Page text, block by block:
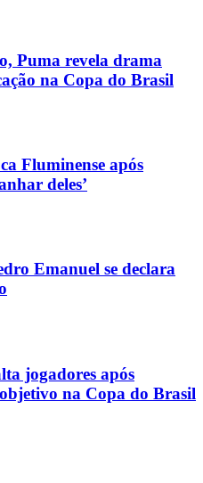
Puma revela drama
na Copa do Brasil
Fluminense após
deles’
Emanuel se declara
jogadores após
na Copa do Brasil